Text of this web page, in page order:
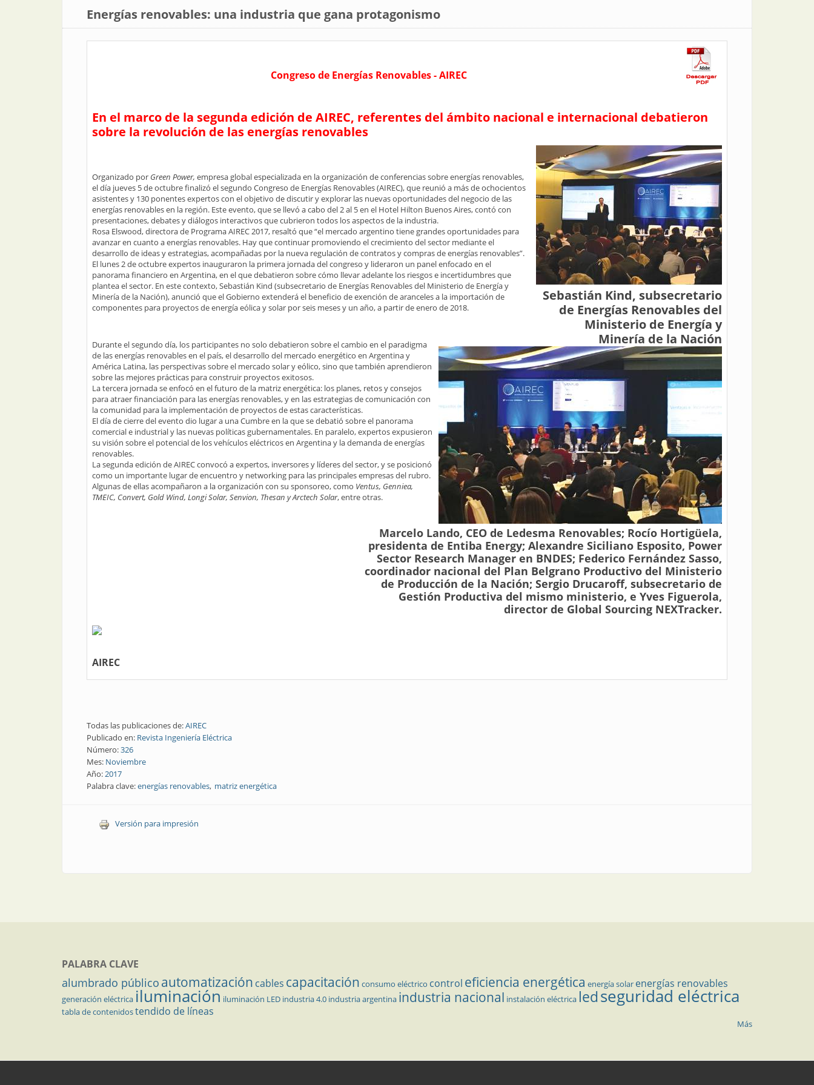
Energías renovables: una industria que gana protagonismo
Congreso de Energías Renovables - AIREC
En el marco de la segunda edición de AIREC, referentes del ámbito nacional e internacional debatieron
sobre la revolución de las energías renovables
Sebastián Kind, subsecretario
de Energías Renovables del
Ministerio de Energía y
Minería de la Nación
Organizado por Green Power, empresa global especializada en la organización de conferencias sobre energías renovables,
el día jueves 5 de octubre finalizó el segundo Congreso de Energías Renovables (AIREC), que reunió a más de ochocientos
asistentes y 130 ponentes expertos con el objetivo de discutir y explorar las nuevas oportunidades del negocio de las
energías renovables en la región. Este evento, que se llevó a cabo del 2 al 5 en el Hotel Hilton Buenos Aires, contó con
presentaciones, debates y diálogos interactivos que cubrieron todos los aspectos de la industria.
Rosa Elswood, directora de Programa AIREC 2017, resaltó que “el mercado argentino tiene grandes oportunidades para
avanzar en cuanto a energías renovables. Hay que continuar promoviendo el crecimiento del sector mediante el
desarrollo de ideas y estrategias, acompañadas por la nueva regulación de contratos y compras de energías renovables”.
El lunes 2 de octubre expertos inauguraron la primera jornada del congreso y lideraron un panel enfocado en el
panorama financiero en Argentina, en el que debatieron sobre cómo llevar adelante los riesgos e incertidumbres que
plantea el sector. En este contexto, Sebastián Kind (subsecretario de Energías Renovables del Ministerio de Energía y
Minería de la Nación), anunció que el Gobierno extenderá el beneficio de exención de aranceles a la importación de
componentes para proyectos de energía eólica y solar por seis meses y un año, a partir de enero de 2018.
Marcelo Lando, CEO de Ledesma Renovables; Rocío Hortigüela,
presidenta de Entiba Energy; Alexandre Siciliano Esposito, Power
Sector Research Manager en BNDES; Federico Fernández Sasso,
coordinador nacional del Plan Belgrano Productivo del Ministerio
de Producción de la Nación; Sergio Drucaroff, subsecretario de
Gestión Productiva del mismo ministerio, e Yves Figuerola,
director de Global Sourcing NEXTracker.
Durante el segundo día, los participantes no solo debatieron sobre el cambio en el paradigma
de las energías renovables en el país, el desarrollo del mercado energético en Argentina y
América Latina, las perspectivas sobre el mercado solar y eólico, sino que también aprendieron
sobre las mejores prácticas para construir proyectos exitosos.
La tercera jornada se enfocó en el futuro de la matriz energética: los planes, retos y consejos
para atraer financiación para las energías renovables, y en las estrategias de comunicación con
la comunidad para la implementación de proyectos de estas características.
El día de cierre del evento dio lugar a una Cumbre en la que se debatió sobre el panorama
comercial e industrial y las nuevas políticas gubernamentales. En paralelo, expertos expusieron
su visión sobre el potencial de los vehículos eléctricos en Argentina y la demanda de energías
renovables.
La segunda edición de AIREC convocó a expertos, inversores y líderes del sector, y se posicionó
como un importante lugar de encuentro y networking para las principales empresas del rubro.
Algunas de ellas acompañaron a la organización con su sponsoreo, como Ventus, Genniea,
TMEIC, Convert, Gold Wind, Longi Solar, Senvion, Thesan y Arctech Solar, entre otras.
AIREC
Todas las publicaciones de:AIREC
Publicado en: Revista Ingeniería Eléctrica
Número:326
Mes: Noviembre
Año:2017
Palabra clave:energías renovables matriz energética
Versión para impresión
PALABRA CLAVE
alumbrado público automatización cables capacitación consumo eléctrico control eficiencia energética energía solar energías renovables
generación eléctrica iluminación iluminación LED industria 4.0 industria argentina industria nacional instalación eléctrica ledseguridad eléctrica
tabla de contenidostendido de líneas
Más